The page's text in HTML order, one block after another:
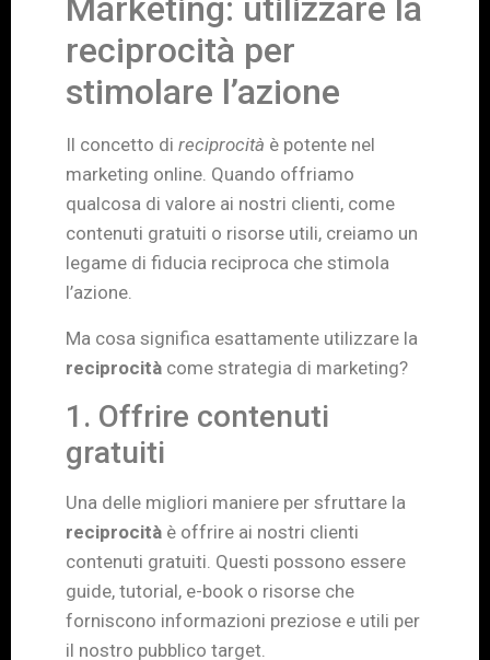
Marketing: utilizzare la
reciprocità per
stimolare l’azione
Il concetto di reciprocità è potente nel
marketing online. Quando offriamo
qualcosa di valore ai nostri clienti, come
contenuti gratuiti o risorse utili, creiamo un
legame di fiducia reciproca che stimola
l’azione.
Ma cosa significa esattamente utilizzare la
reciprocità come strategia di marketing?
1. Offrire contenuti
gratuiti
Una delle migliori maniere per sfruttare la
reciprocità è offrire ai nostri clienti
contenuti gratuiti. Questi possono essere
guide, tutorial, e-book o risorse che
forniscono informazioni preziose e utili per
il nostro pubblico target.